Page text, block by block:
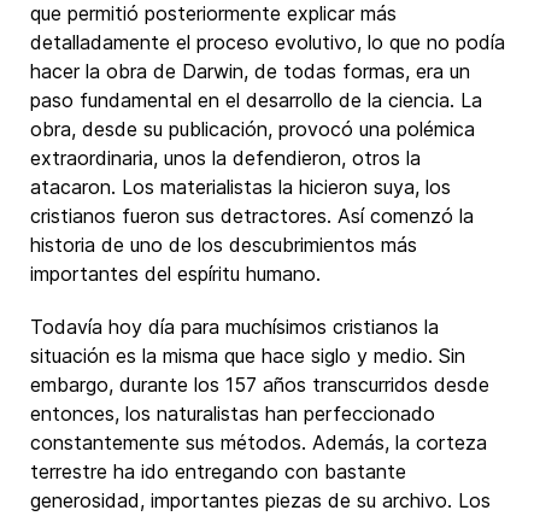
que permitió posteriormente explicar más
detalladamente el proceso evolutivo, lo que no podía
hacer la obra de Darwin, de todas formas, era un
paso fundamental en el desarrollo de la ciencia. La
obra, desde su publicación, provocó una polémica
extraordinaria, unos la defendieron, otros la
atacaron. Los materialistas la hicieron suya, los
cristianos fueron sus detractores. Así comenzó la
historia de uno de los descubrimientos más
importantes del espíritu humano.
Todavía hoy día para muchísimos cristianos la
situación es la misma que hace siglo y medio. Sin
embargo, durante los 157 años transcurridos desde
entonces, los naturalistas han perfeccionado
constantemente sus métodos. Además, la corteza
terrestre ha ido entregando con bastante
generosidad, importantes piezas de su archivo. Los